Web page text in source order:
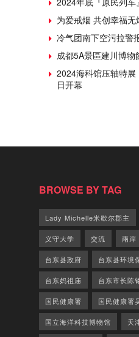
为爱戒烟 共创幸福无
冷气团南下空污拉警
成都5A景區建川博
2024海科馆压轴特
日开幕
BROWSE BY TAG
Lady Michelle米歇尔郡主
义守大学 交流 兩岸
台东县政府 台东县环境
台东妈祖庙 台东市长陈
国民健康署 国民健康署
国立海洋科技博物馆 天